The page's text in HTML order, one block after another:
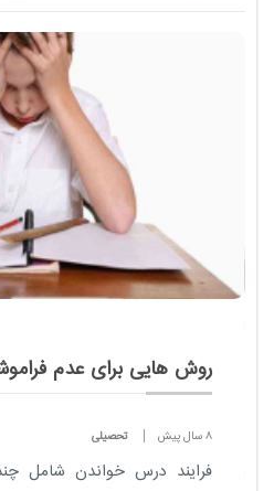
روش هایی برای عدم
8 سال پیش تحصیلی
فرایند درس خواندن